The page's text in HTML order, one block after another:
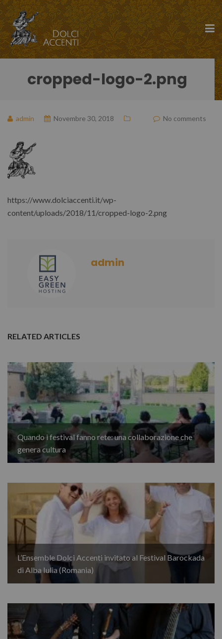
cropped-logo-2.png
admin Novembre 30, 2018 No comments
https://www.dolciaccenti.it/wp-
content/uploads/2018/11/cropped-logo-2.png
admin
RELATED ARTICLES
Quando i festival fanno rete: una collaborazione che
genera cultura
L’Ensemble Dolci Accenti invitato al Festival Barockada
di Alba Iulia (Romania)